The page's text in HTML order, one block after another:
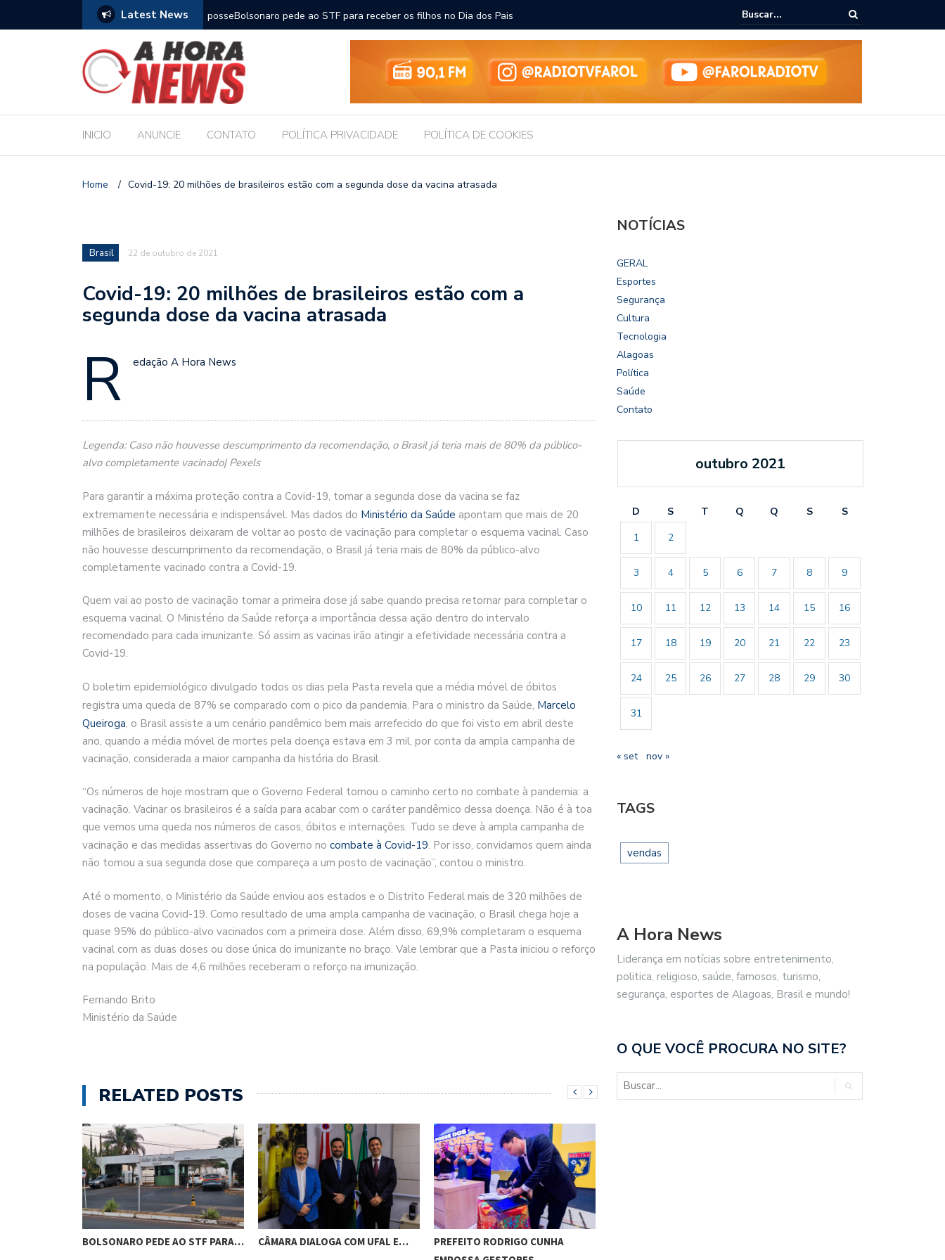
Latest News
com a Educação durante posse Bolsonaro pede ao STF para receber os filhos no Dia dos Pais
Câmara dialoga com UFAL e Faculdade de Coimbra sobre parcerias para
Legislativo
INICIO ANUNCIE CONTATO POLÍTICA PRIVACIDADE POLÍTICA DE COOKIES
Home / Covid-19: 20 milhões de brasileiros estão com a segunda dose da vacina atrasada
Brasil 22 de outubro de 2021
Covid-19: 20 milhões de brasileiros estão com a
segunda dose da vacina atrasada
R edação A Hora News
Legenda: Caso não houvesse descumprimento da recomendação, o Brasil já teria mais de 80% da público-
alvo completamente vacinado| Pexels
Para garantir a máxima proteção contra a Covid-19, tomar a segunda dose da vacina se faz
extremamente necessária e indispensável. Mas dados do Ministério da Saúde apontam que mais de 20
milhões de brasileiros deixaram de voltar ao posto de vacinação para completar o esquema vacinal. Caso
não houvesse descumprimento da recomendação, o Brasil já teria mais de 80% da público-alvo
completamente vacinado contra a Covid-19.
Quem vai ao posto de vacinação tomar a primeira dose já sabe quando precisa retornar para completar o
esquema vacinal. O Ministério da Saúde reforça a importância dessa ação dentro do intervalo
recomendado para cada imunizante. Só assim as vacinas irão atingir a efetividade necessária contra a
Covid-19.
O boletim epidemiológico divulgado todos os dias pela Pasta revela que a média móvel de óbitos
registra uma queda de 87% se comparado com o pico da pandemia. Para o ministro da Saúde, Marcelo
Queiroga, o Brasil assiste a um cenário pandêmico bem mais arrefecido do que foi visto em abril deste
ano, quando a média móvel de mortes pela doença estava em 3 mil, por conta da ampla campanha de
vacinação, considerada a maior campanha da história do Brasil.
“Os números de hoje mostram que o Governo Federal tomou o caminho certo no combate à pandemia: a
vacinação. Vacinar os brasileiros é a saída para acabar com o caráter pandêmico dessa doença. Não é à toa
que vemos uma queda nos números de casos, óbitos e internações. Tudo se deve à ampla campanha de
vacinação e das medidas assertivas do Governo no combate à Covid-19. Por isso, convidamos quem ainda
não tomou a sua segunda dose que compareça a um posto de vacinação”, contou o ministro.
Até o momento, o Ministério da Saúde enviou aos estados e o Distrito Federal mais de 320 milhões de
doses de vacina Covid-19. Como resultado de uma ampla campanha de vacinação, o Brasil chega hoje a
quase 95% do público-alvo vacinados com a primeira dose. Além disso, 69,9% completaram o esquema
vacinal com as duas doses ou dose única do imunizante no braço. Vale lembrar que a Pasta iniciou o reforço
na população. Mais de 4,6 milhões receberam o reforço na imunização.
Fernando Brito
Ministério da Saúde
RELATED POSTS
BOLSONARO PEDE AO STF PARA… CÂMARA DIALOGA COM UFAL E…
PREFEITO RODRIGO CUNHA
NOTÍCIAS
GERAL
Esportes
Segurança
Cultura
Tecnologia
Alagoas
Política
Saúde
Contato
outubro 2021
D S T Q Q S
S
1
2
3 4 5 6 7 8 9
10 11 12 13 14 15 16
17 18 19 20 21 22 23
24 25 26 27 28 29 30
31
« set nov »
TAGS
vendas
A Hora News
Liderança em notícias sobre entretenimento,
politica, religioso, saúde, famosos, turismo,
segurança, esportes de Alagoas, Brasil e mundo!
O QUE VOCÊ PROCURA NO SITE?